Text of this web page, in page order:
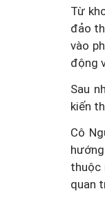
Từ
đảo
vào
động
Sau
kiến
Cô
thuộc
quan